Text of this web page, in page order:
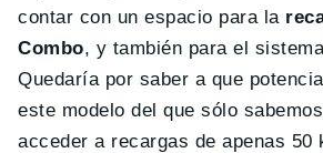
contar con un espacio para la
Combo, y también para el
Quedaría por saber a que
este modelo del que sólo
acceder a recargas de apenas 50